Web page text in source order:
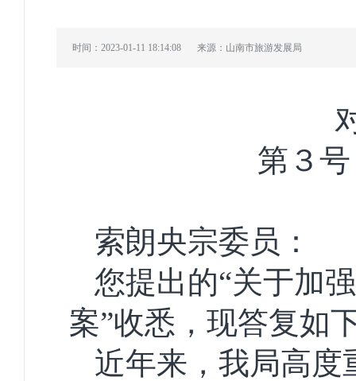
时间：2023-01-11 18:14:08 来源：山南市旅游发展局
第３
索朗央宗委员：
您提出的“关于加
案”收悉，现答复如
近年来，我局高度